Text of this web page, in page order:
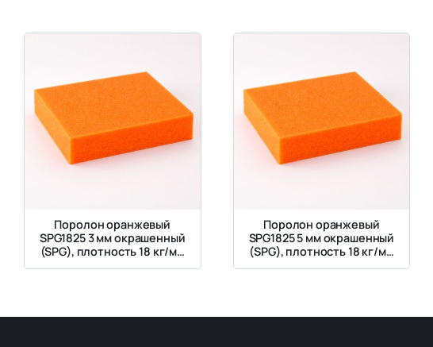
Поролон оранжевый
SPG1825 3 мм окрашенный
(SPG), плотность 18 кг/м³,
жесткость 2.5 кПа
Поролон оранжевый
SPG1825 5 мм окрашенный
(SPG), плотность 18 кг/м³,
жесткость 2.5 кПа